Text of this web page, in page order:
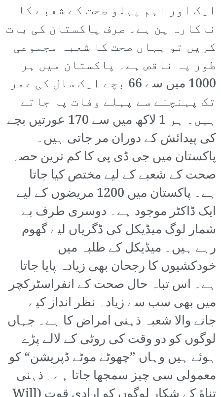
ایک اور اہم پہلو صحت کے شعبے کا
ناکارہ پن ہے۔ صرف پاکستان کی بات
کریں تو یہاں صحت کا شعبہ مجموعی
طور پہ ناقص ہے۔ پاکستان میں ہر
1000 میں سے 66 بچے ایک سال کی عمر
تک پہنچنے سے پہلے وفات پا جاتے
ہیں۔ ہر 1 لاکھ میں سے 170 عورتیں بچے
کی پیدائش کے دوران مر جاتی ہیں۔
پاکستان میں جی ڈی پی کا کم ترین حصہ
صحت کے شعبے کے لیے مختص کیا جاتا
ہے۔ پاکستان میں 1200 مریضوں کے لیے
ایک ڈاکٹر موجود ہے۔ دوسری طرف بے
شمار لوگ میڈیکل کی ڈگریاں لیے گھوم
رہے ہیں۔ میڈیکل کے طلبہ میں
خودکشیوں کا رجحان بھی زیادہ پایا جاتا
ہے۔ اس تباہ حال صحت کے انفراسٹرکچر
میں بھی سب سے زیادہ نظر انداز کیے
جانے والا شعبہ ذہنی امراض کا ہے۔ جہاں
لوگوں کو دو وقت کی روٹی کے لالے پڑے
ہوئے ہیں وہاں ”چھوٹے موٹے ڈپریشن“ کو
معمولی سی چیز سمجھا جاتا ہے۔ ذہنی